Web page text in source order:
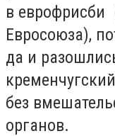
в еврофрисби
Евросоюза),
да и
без
органов.